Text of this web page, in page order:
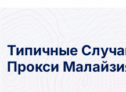
Типичные
Прокси